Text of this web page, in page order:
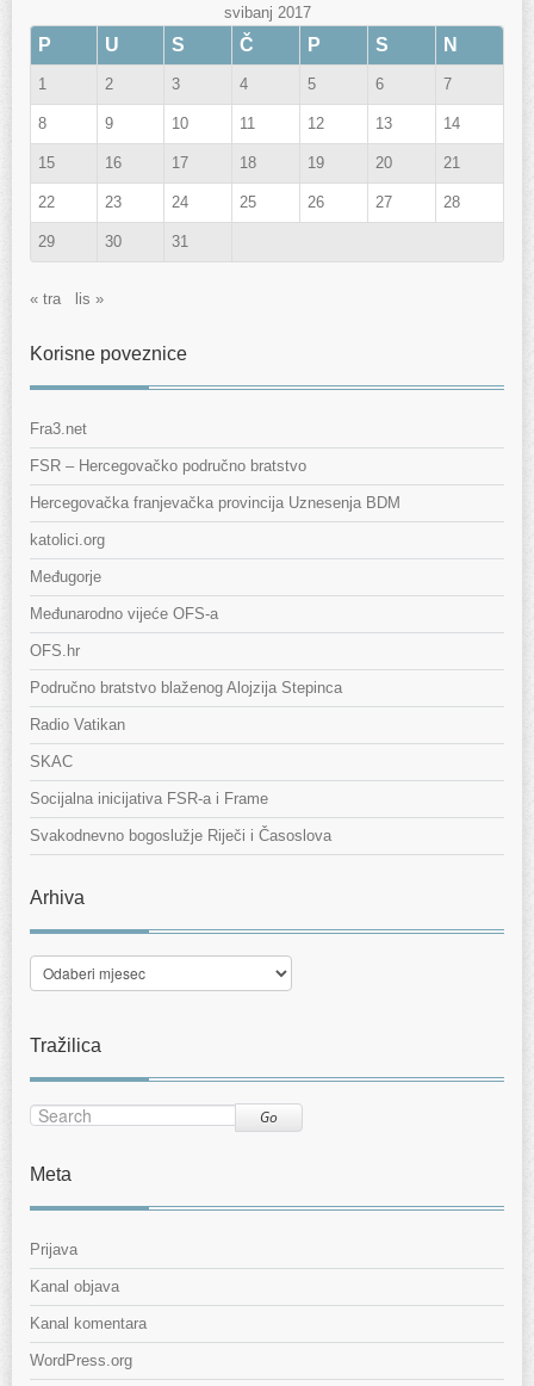
svibanj 2017
P U S Č P S N
1 2 3 4 5 6 7
8 9 10 11 12 13 14
15 16 17 18 19 20 21
22 23 24 25 26 27 28
29 30 31
« tra lis »
Korisne poveznice
Fra3.net
FSR – Hercegovačko područno bratstvo
Hercegovačka franjevačka provincija Uznesenja BDM
katolici.org
Međugorje
Međunarodno vijeće OFS-a
OFS.hr
Područno bratstvo blaženog Alojzija Stepinca
Radio Vatikan
SKAC
Socijalna inicijativa FSR-a i Frame
Svakodnevno bogoslužje Riječi i Časoslova
Arhiva
Arhiva
Tražilica
Go
Meta
Prijava
Kanal objava
Kanal komentara
WordPress.org